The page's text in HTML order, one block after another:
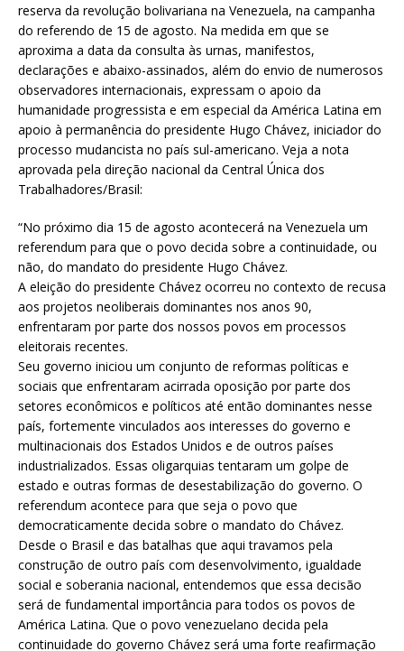
reserva da revolução bolivariana na Venezuela, na campanha
do referendo de 15 de agosto. Na medida em que se
aproxima a data da consulta às urnas, manifestos,
declarações e abaixo-assinados, além do envio de numerosos
observadores internacionais, expressam o apoio da
humanidade progressista e em especial da América Latina em
apoio à permanência do presidente Hugo Chávez, iniciador do
processo mudancista no país sul-americano. Veja a nota
aprovada pela direção nacional da Central Única dos
Trabalhadores/Brasil:
“No próximo dia 15 de agosto acontecerá na Venezuela um
referendum para que o povo decida sobre a continuidade, ou
não, do mandato do presidente Hugo Chávez.
A eleição do presidente Chávez ocorreu no contexto de recusa
aos projetos neoliberais dominantes nos anos 90,
enfrentaram por parte dos nossos povos em processos
eleitorais recentes.
Seu governo iniciou um conjunto de reformas políticas e
sociais que enfrentaram acirrada oposição por parte dos
setores econômicos e políticos até então dominantes nesse
país, fortemente vinculados aos interesses do governo e
multinacionais dos Estados Unidos e de outros países
industrializados. Essas oligarquias tentaram um golpe de
estado e outras formas de desestabilização do governo. O
referendum acontece para que seja o povo que
democraticamente decida sobre o mandato do Chávez.
Desde o Brasil e das batalhas que aqui travamos pela
construção de outro país com desenvolvimento, igualdade
social e soberania nacional, entendemos que essa decisão
será de fundamental importância para todos os povos de
América Latina. Que o povo venezuelano decida pela
continuidade do governo Chávez será uma forte reafirmação